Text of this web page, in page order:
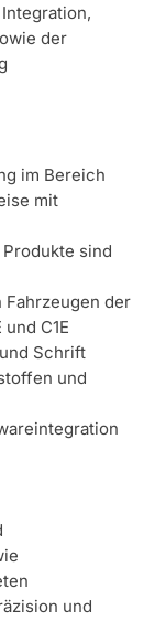
der
im Bereich
mit
sind
Fahrzeugen der
C1E
Schrift
und
und